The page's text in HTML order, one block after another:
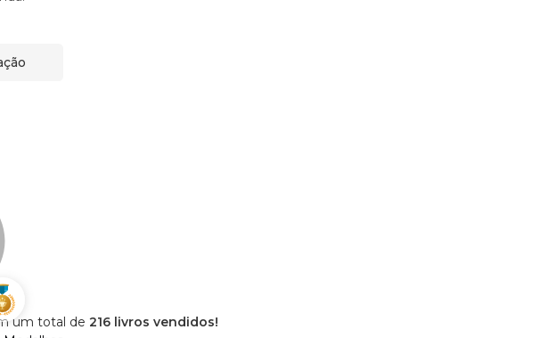
um total de 216 livros vendidos!